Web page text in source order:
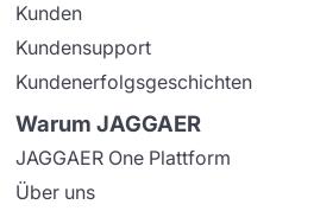
Kunden
Kundensupport
Kundenerfolgsgeschichten
Warum JAGGAER
JAGGAER One Plattform
Über uns